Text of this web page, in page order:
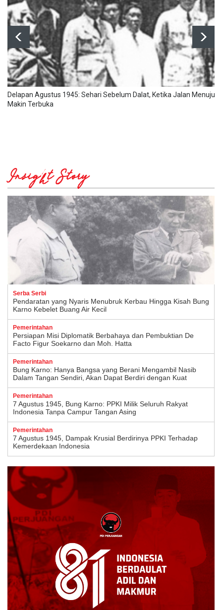
Delapan Agustus 1945: Sehari Sebelum Dalat, Ketika Jalan Menuju
Makin Terbuka
Insight Story
Serba Serbi
Pendaratan yang Nyaris Menubruk Kerbau Hingga Kisah Bung
Karno Kebelet Buang Air Kecil
Pemerintahan
Persiapan Misi Diplomatik Berbahaya dan Pembuktian De
Facto Figur Soekarno dan Moh. Hatta
Pemerintahan
Bung Karno: Hanya Bangsa yang Berani Mengambil Nasib
Dalam Tangan Sendiri, Akan Dapat Berdiri dengan Kuat
Pemerintahan
7 Agustus 1945, Bung Karno: PPKI Milik Seluruh Rakyat
Indonesia Tanpa Campur Tangan Asing
Pemerintahan
7 Agustus 1945, Dampak Krusial Berdirinya PPKI Terhadap
Kemerdekaan Indonesia